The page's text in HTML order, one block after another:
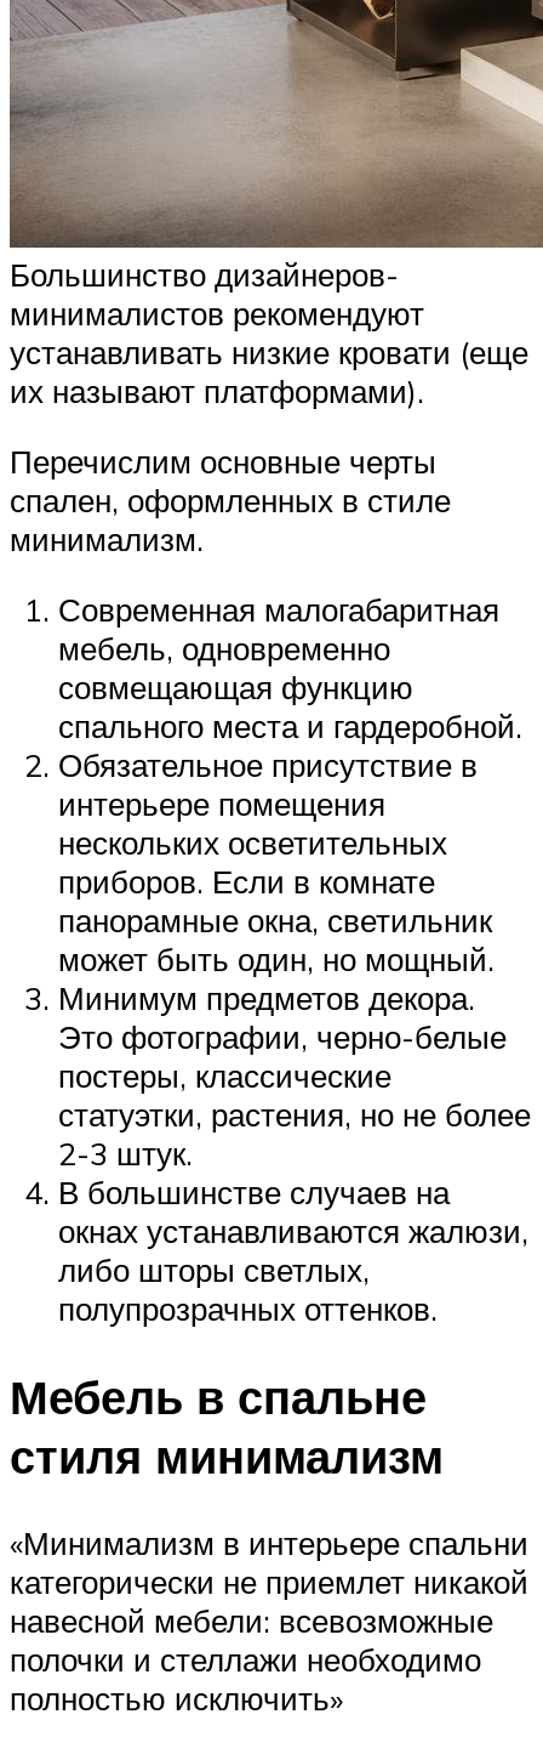
Большинство дизайнеров-
минималистов рекомендуют
устанавливать низкие кровати (еще
их называют платформами).
Перечислим основные черты
спален, оформленных в стиле
минимализм.
Современная малогабаритная
мебель, одновременно
совмещающая функцию
спального места и гардеробной.
Обязательное присутствие в
интерьере помещения
нескольких осветительных
приборов. Если в комнате
панорамные окна, светильник
может быть один, но мощный.
Минимум предметов декора.
Это фотографии, черно-белые
постеры, классические
статуэтки, растения, но не более
2-3 штук.
В большинстве случаев на
окнах устанавливаются жалюзи,
либо шторы светлых,
полупрозрачных оттенков.
Мебель в спальне
стиля минимализм
«Минимализм в интерьере спальни
категорически не приемлет никакой
навесной мебели: всевозможные
полочки и стеллажи необходимо
полностью исключить»